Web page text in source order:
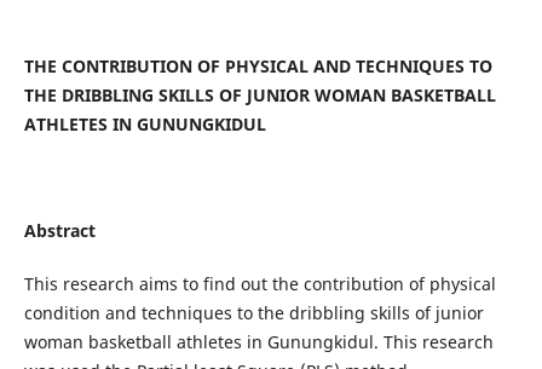
THE CONTRIBUTION OF PHYSICAL AND TECHNIQUES TO
THE DRIBBLING SKILLS OF JUNIOR WOMAN BASKETBALL
ATHLETES IN GUNUNGKIDUL
Abstract
This research aims to find out the contribution of physical
condition and techniques to the dribbling skills of junior
woman basketball athletes in Gunungkidul. This research